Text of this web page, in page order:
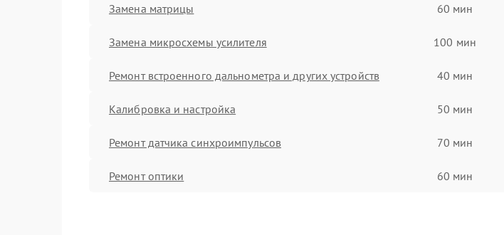
Замена матрицы 60 мин
Замена микросхемы усилителя 100 мин
Ремонт встроенного дальнометра и других устройств 40 мин
Калибровка и настройка 50 мин
Ремонт датчика синхроимпульсов 70 мин
Ремонт оптики 60 мин